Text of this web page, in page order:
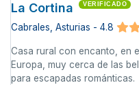
La Cortina VERIFICADO
Cabrales, Asturias - 4.8
Casa rural con encanto, en
Europa, muy cerca de las
para escapadas románticas.